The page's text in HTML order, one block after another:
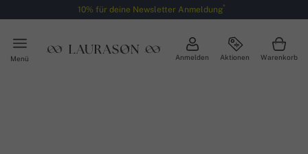
10% für deine Newsletter Anmeldung*
Menü Anmelden Aktionen Warenkorb